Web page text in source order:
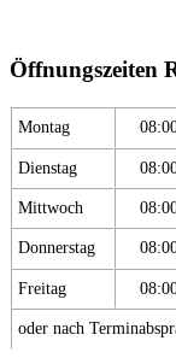
Öffnungszeiten
Montag
Dienstag
Mittwoch
Donnerstag
Freitag
oder nach